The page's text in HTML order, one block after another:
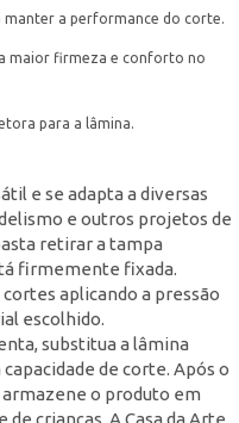
manter a performance do corte.
maior firmeza e conforto no
para a lâmina.
e se adapta a diversas
e outros projetos de
retirar a tampa
firmemente fixada.
aplicando a pressão
escolhido.
substitua a lâmina
de corte. Após o
o produto em
crianças. A Casa da Arte